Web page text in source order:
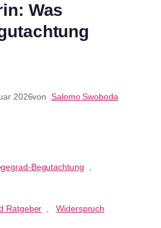
Was
2026von Salomo Swoboda
Begutachtung
Ratgeber Widerspruch